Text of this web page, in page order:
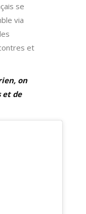
se
via
et
on
et de